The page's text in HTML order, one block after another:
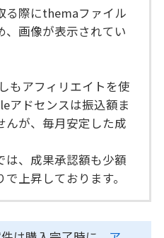
る際にthemaファイル
、画像が表示されてい
もアフィリエイトを使
アドセンスは振込額ま
んが、毎月安定した成
は、成果承認額も少額
上昇しております。